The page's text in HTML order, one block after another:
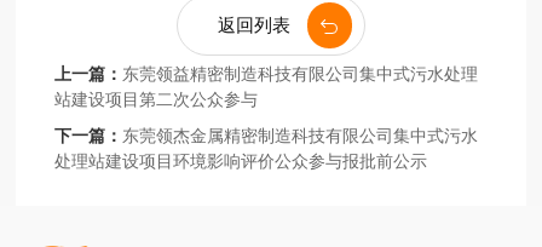
返回列表
上一篇： 东莞领益精密制造科技有限公司集中式污水处理
站建设项目第二次公众参与
下一篇： 东莞领杰金属精密制造科技有限公司集中式污水
处理站建设项目环境影响评价公众参与报批前公示